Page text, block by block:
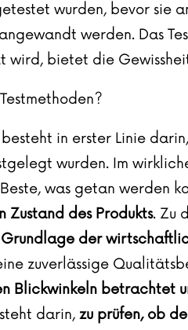
wurden, bevor sie
angewandt werden. Das
wird, bietet die
in erster Linie
wurden. Im
was getan werden
Zustand des Produkts. Zu
Grundlage der
zuverlässige
Blickwinkeln betrachtet
darin, zu prüfen, ob